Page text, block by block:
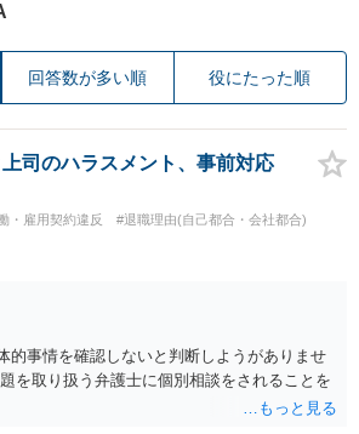
回答数が多い順 役にたった順
司のハラスメント、事前対応
・雇用契約違反
#退職理由(自己都合・会社都合)
的事情を確認しないと判断しようがありませ
を取り扱う弁護士に個別相談をされることを